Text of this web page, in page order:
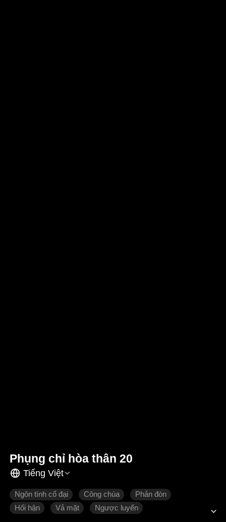
Phụng chỉ hòa thân 20
Tiếng Việt
Ngôn tình cổ đại Công chúa
Phản đòn
Hối hận
Vả mặt Ngược luyến